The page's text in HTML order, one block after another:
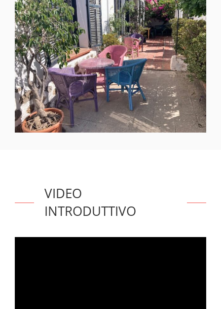
VIDEO
INTRODUTTIVO